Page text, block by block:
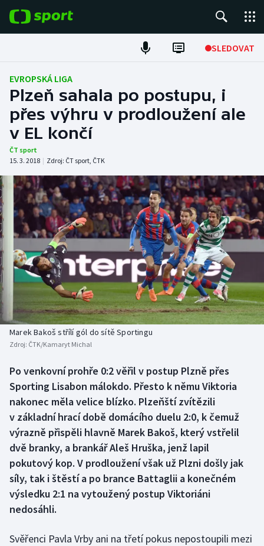
SLEDOVAT
Fotbal
Hokej
Tenis
Atletika
Cyklistika
DALŠÍ SPORTY
Americký fotbal
Baseball a softbal
Basketbal
Biatlon
Box
Curling
Dostihy
Florbal
Futsal
NEPŘEHLÉDNĚTE
Soutěže
Historické návraty
Aplikace ČT sport
EVROPSKÁ LIGA
Plzeň sahala po postupu, i
přes výhru v prodloužení ale
v EL končí
ČT sport
15. 3. 2018 | Zdroj: ČT sport, ČTK
Marek Bakoš střílí gól do sítě Sportingu
Zdroj: ČTK/Kamaryt Michal
Po venkovní prohře 0:2 věřil v postup Plzně přes
Sporting Lisabon málokdo. Přesto k němu Viktoria
nakonec měla velice blízko. Plzeňští zvítězili
v základní hrací době domácího duelu 2:0, k čemuž
výrazně přispěli hlavně Marek Bakoš, který vstřelil
dvě branky, a brankář Aleš Hruška, jenž lapil
pokutový kop. V prodloužení však už Plzni došly jak
síly, tak i štěstí a po brance Battaglii a konečném
výsledku 2:1 na vytoužený postup Viktoriáni
nedosáhli.
Svěřenci Pavla Vrby ani na třetí pokus nepostoupili mezi